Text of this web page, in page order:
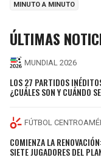
MINUTO A MINUTO
ÚLTIMAS
MUNDIAL 2026
LOS 27 PARTIDOS
¿CUÁLES SON Y CUÁNDO
FÚTBOL
COMIENZA LA
SIETE JUGADORES DEL